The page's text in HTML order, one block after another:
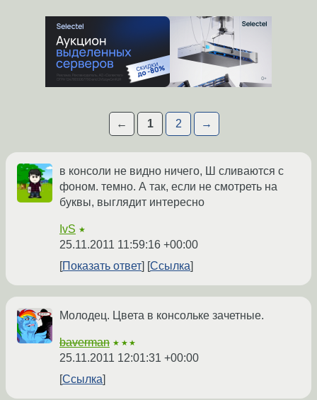
← 1 2 →
в консоли не видно ничего, Ш сливаются с
фоном. темно. А так, если не смотреть на
буквы, выглядит интересно
IvS ★
25.11.2011 11:59:16 +00:00
Показать ответ
Ссылка
Молодец. Цвета в консольке зачетные.
baverman ★★★
25.11.2011 12:01:31 +00:00
Ссылка